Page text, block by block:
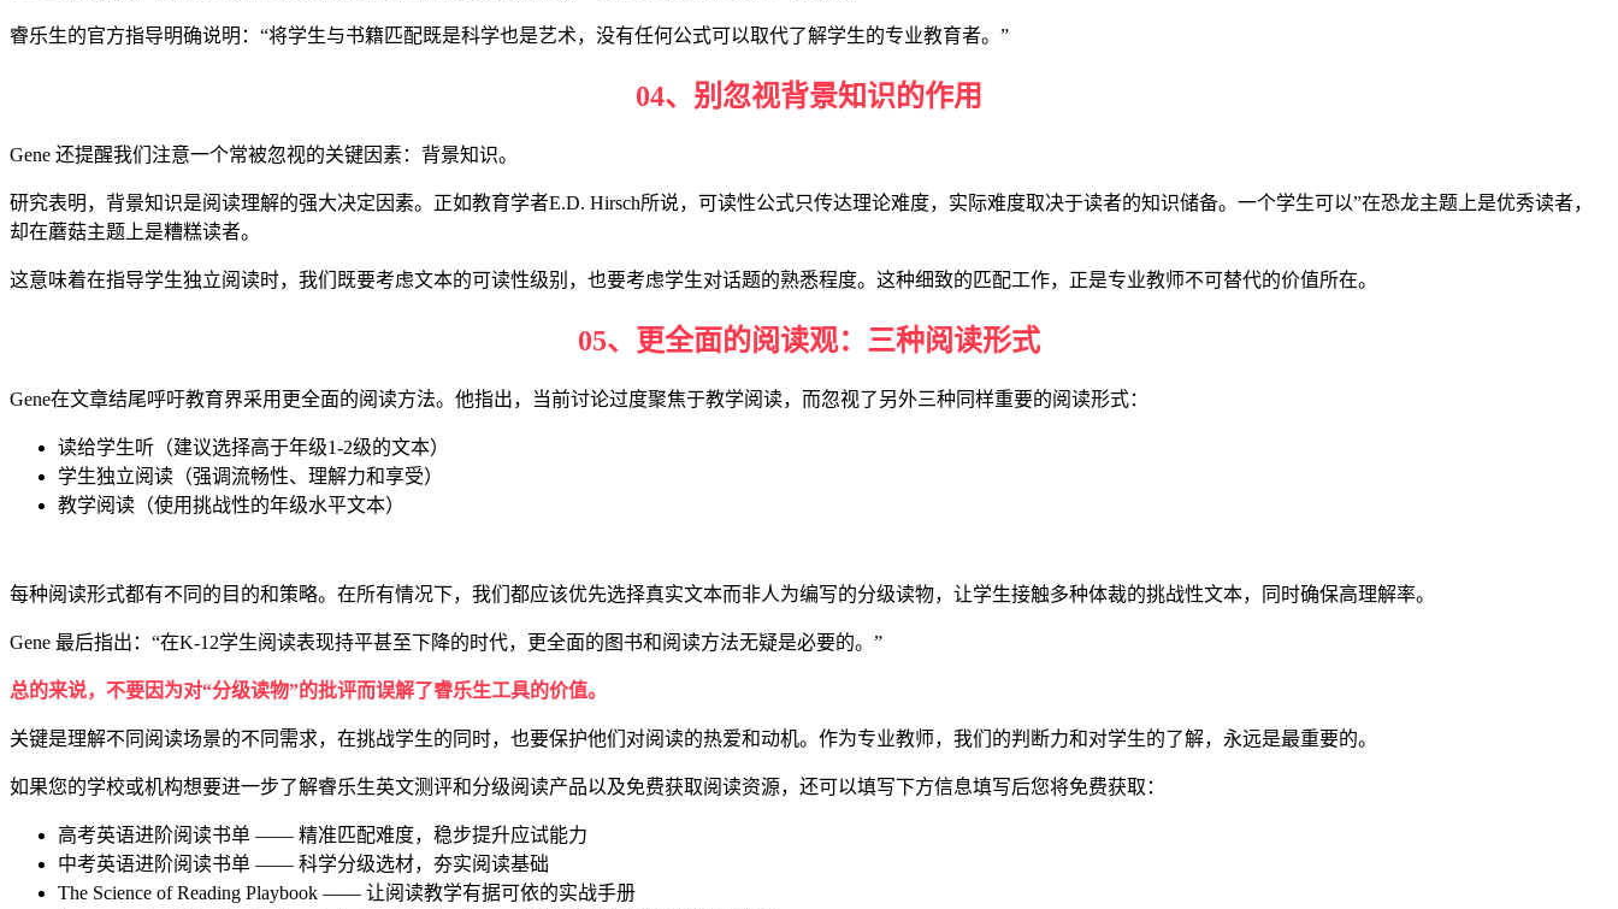
睿乐生的官方指导明确说明：“将学生与书籍匹配既是科学也是艺术，没有任何公式可以取代了解学生的专业教育者。”
04、别忽视背景知识的作用
Gene 还提醒我们注意一个常被忽视的关键因素：背景知识。
研究表明，背景知识是阅读理解的强大决定因素。正如教育学者E.D. Hirsch所说，可读性公式只传达理论难度，实际难度取决于读者的知识储备。一个学生可以”在恐龙主题上是优秀读者，
却在蘑菇主题上是糟糕读者。
这意味着在指导学生独立阅读时，我们既要考虑文本的可读性级别，也要考虑学生对话题的熟悉程度。这种细致的匹配工作，正是专业教师不可替代的价值所在。
05、更全面的阅读观：三种阅读形式
Gene在文章结尾呼吁教育界采用更全面的阅读方法。他指出，当前讨论过度聚焦于教学阅读，而忽视了另外三种同样重要的阅读形式：
读给学生听（建议选择高于年级1-2级的文本）
学生独立阅读（强调流畅性、理解力和享受）
教学阅读（使用挑战性的年级水平文本）
每种阅读形式都有不同的目的和策略。在所有情况下，我们都应该优先选择真实文本而非人为编写的分级读物，让学生接触多种体裁的挑战性文本，同时确保高理解率。
Gene 最后指出：“在K-12学生阅读表现持平甚至下降的时代，更全面的图书和阅读方法无疑是必要的。”
总的来说，不要因为对“分级读物”的批评而误解了睿乐生工具的价值。
关键是理解不同阅读场景的不同需求，在挑战学生的同时，也要保护他们对阅读的热爱和动机。作为专业教师，我们的判断力和对学生的了解，永远是最重要的。
如果您的学校或机构想要进一步了解睿乐生英文测评和分级阅读产品以及免费获取阅读资源，还可以填写下方信息填写后您将免费获取：
高考英语进阶阅读书单 —— 精准匹配难度，稳步提升应试能力
中考英语进阶阅读书单 —— 科学分级选材，夯实阅读基础
The Science of Reading Playbook —— 让阅读教学有据可依的实战手册